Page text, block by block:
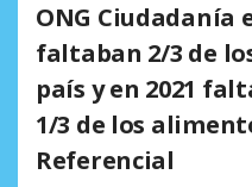
ONG Ciudadanía
faltaban 2/3 de
país y en 2021
1/3 de los
Referencial